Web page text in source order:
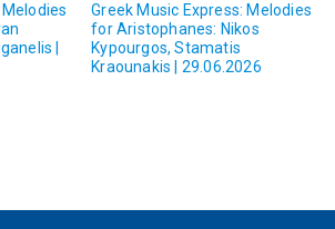
|
Greek Music Express: Melodies
for Aristophanes: Nikos
Kypourgos, Stamatis
Kraounakis | 29.06.2026